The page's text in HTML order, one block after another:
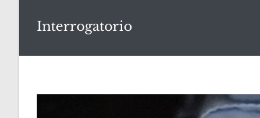
Interrogatorio